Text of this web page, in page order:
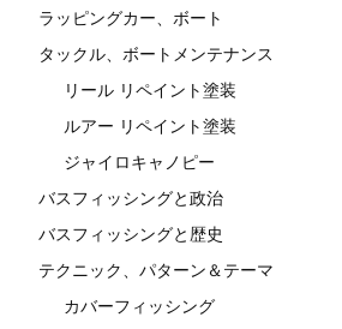
ラッピングカー、ボート
タックル、ボートメンテナンス
リール リペイント塗装
ルアー リペイント塗装
ジャイロキャノピー
バスフィッシングと政治
バスフィッシングと歴史
テクニック、パターン＆テーマ
カバーフィッシング